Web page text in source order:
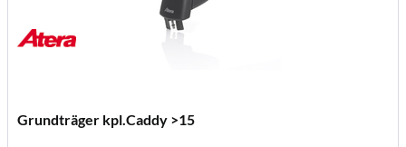
Grundträger kpl.Caddy >15